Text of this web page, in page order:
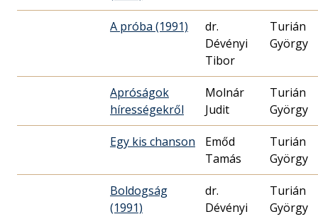
A próba (1991)
dr.
Dévényi
Tibor
Turián
György
Apróságok
hírességekről
Molnár
Judit
Turián
György
Egy kis chanson
Emőd
Tamás
Turián
György
Boldogság
(1991)
dr.
Dévényi
Turián
György